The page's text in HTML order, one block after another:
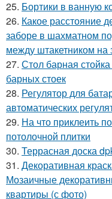
25. Бортики в ванную
26. Какое расстояние
заборе в шахматном
между штакетником на
27. Стол барная
барных стоек
28. Регулятор для
автоматических
29. На что приклеить
потолочной плитки
30. Террасная доска
31. Декоративная
Мозаичные
квартиры (с фото)